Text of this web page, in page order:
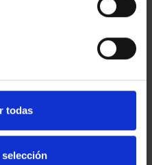
todas